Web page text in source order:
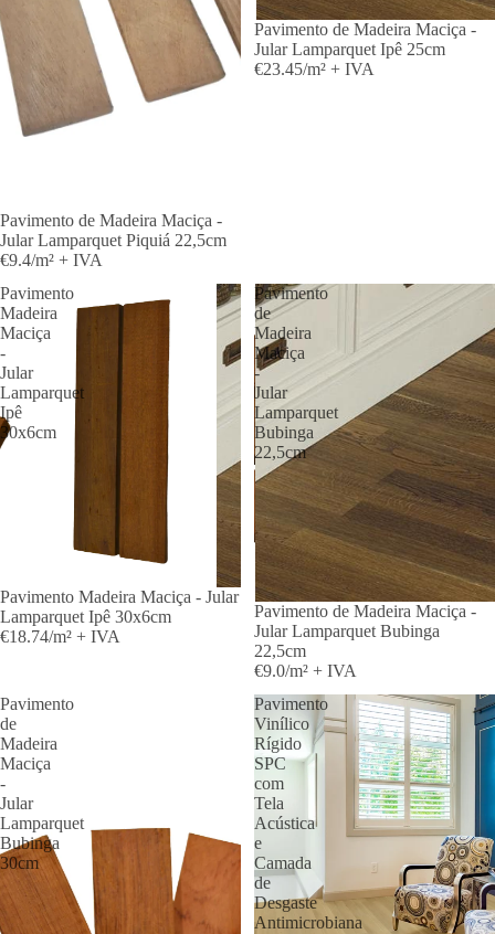
Pavimento de Madeira Maciça -
Jular Lamparquet Piquiá 22,5cm
€9.4/m² + IVA
Pavimento de Madeira Maciça -
Jular Lamparquet Ipê 25cm
€23.45/m² + IVA
Pavimento
Madeira
Maciça
-
Jular
Lamparquet
Ipê
30x6cm
Pavimento Madeira Maciça - Jular
Lamparquet Ipê 30x6cm
€18.74/m² + IVA
Pavimento
de
Madeira
Maciça
-
Jular
Lamparquet
Bubinga
22,5cm
Pavimento de Madeira Maciça -
Jular Lamparquet Bubinga
22,5cm
€9.0/m² + IVA
Pavimento
de
Madeira
Maciça
-
Jular
Lamparquet
Bubinga
30cm
Pavimento
Vinílico
Rígido
SPC
com
Tela
Acústica
e
Camada
de
Desgaste
Antimicrobiana